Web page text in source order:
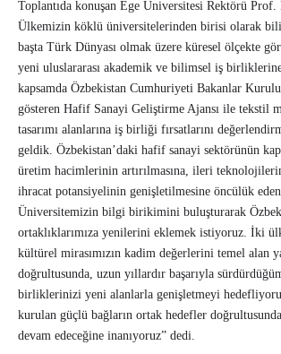
Toplantıda konuşan Ege Üniversitesi Rektörü Prof.
Ülkemizin köklü üniversitelerinden birisi olarak
başta Türk Dünyası olmak üzere küresel ölçekte
yeni uluslararası akademik ve bilimsel iş
kapsamda Özbekistan Cumhuriyeti Bakanlar
gösteren Hafif Sanayi Geliştirme Ajansı ile tekstil
tasarımı alanlarına iş birliği fırsatlarını
geldik. Özbekistan’daki hafif sanayi sektörünün
üretim hacimlerinin artırılmasına, ileri
ihracat potansiyelinin genişletilmesine öncülük
Üniversitemizin bilgi birikimini buluşturarak
ortaklıklarımıza yenilerini eklemek istiyoruz. İki
kültürel mirasımızın kadim değerlerini temel alan
doğrultusunda, uzun yıllardır başarıyla
birliklerinizi yeni alanlarla genişletmeyi
kurulan güçlü bağların ortak hedefler
devam edeceğine inanıyoruz” dedi.